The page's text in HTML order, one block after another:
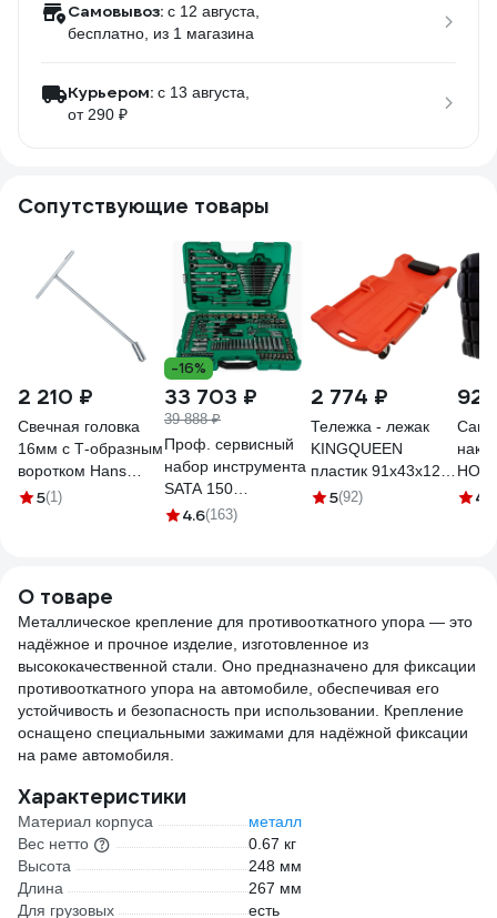
Самовывоз: c 12 августа,
бесплатно , из 1 магазина
Курьером: c 13 августа,
от 290 ₽
Сопутствующие товары
2 210 ₽
Свечная головка
16мм с Т-образным
воротком Hans
1305-15M16
5(1)
-16%
33 703 ₽
39 888 ₽
Проф. сервисный
набор инструмента
SATA 150
предметов.
4.6(163)
2 774 ₽
Тележка - лежак
KINGQUEEN
пластик 91х43x12
см 125486
5(92) 4.1
О товаре
Металлическое крепление для противооткатного упора — это
надёжное и прочное изделие, изготовленное из
высококачественной стали. Оно предназначено для фиксации
противооткатного упора на автомобиле, обеспечивая его
устойчивость и безопасность при использовании. Крепление
оснащено специальными зажимами для надёжной фиксации
на раме автомобиля.
Характеристики
Материал корпуса
металл
Вес нетто
0.67 кг
Высота
248 мм
Длина
267 мм
Для грузовых
есть